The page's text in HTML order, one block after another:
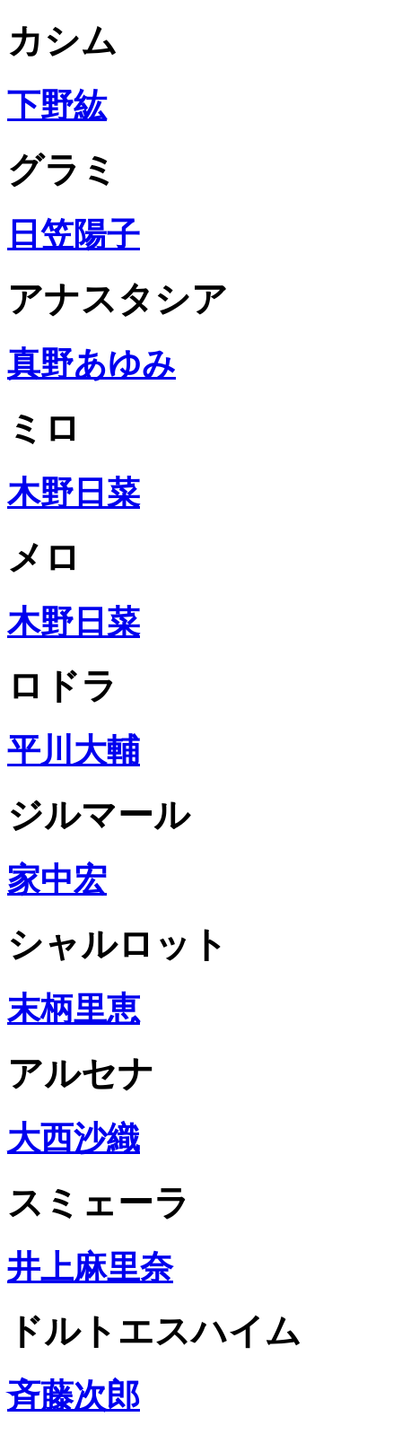
カシム
下野紘
グラミ
日笠陽子
アナスタシア
真野あゆみ
ミロ
木野日菜
メロ
木野日菜
ロドラ
平川大輔
ジルマール
家中宏
シャルロット
末柄里恵
アルセナ
大西沙織
スミェーラ
井上麻里奈
ドルトエスハイム
斉藤次郎